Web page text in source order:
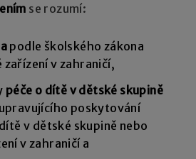
se rozumí:
podle školského zákona
zařízení v zahraničí,
péče o dítě v dětské skupině
poskytování
v dětské skupině nebo
v zahraničí a